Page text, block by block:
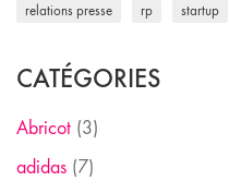
relations presse rp startup
CATÉGORIES
Abricot (3)
adidas (7)